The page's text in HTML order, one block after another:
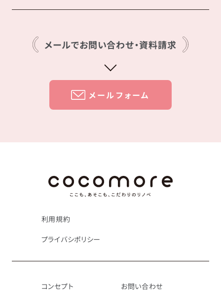
メールでお問い合わせ・資料請求
メールフォーム
利用規約
プライバシポリシー
コンセプト
お問い合わせ